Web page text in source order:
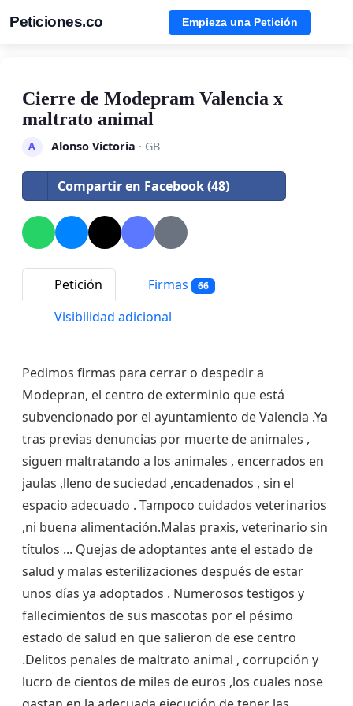
Peticiones.co Empieza una Petición
Cierre de Modepram Valencia x
maltrato animal
A Alonso Victoria · GB
Compartir en Facebook (48)
Petición Firmas 66
Visibilidad adicional
Pedimos firmas para cerrar o despedir a
Modepran, el centro de exterminio que está
subvencionado por el ayuntamiento de Valencia .Ya
tras previas denuncias por muerte de animales ,
siguen maltratando a los animales , encerrados en
jaulas ,lleno de suciedad ,encadenados , sin el
espacio adecuado . Tampoco cuidados veterinarios
,ni buena alimentación.Malas praxis, veterinario sin
títulos ... Quejas de adoptantes ante el estado de
salud y malas esterilizaciones después de estar
unos días ya adoptados . Numerosos testigos y
fallecimientos de sus mascotas por el pésimo
estado de salud en que salieron de ese centro
.Delitos penales de maltrato animal , corrupción y
lucro de cientos de miles de euros ,los cuales nose